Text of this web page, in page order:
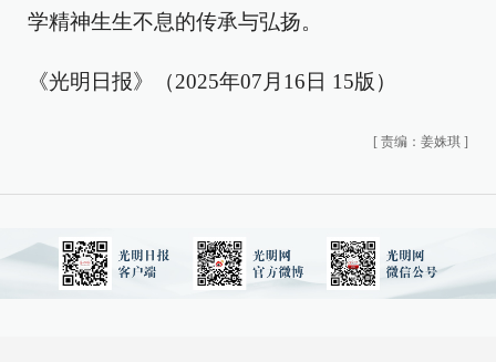
学精神生生不息的传承与弘扬。
《光明日报》（2025年07月16日 15版）
[ 责编：姜姝琪 ]